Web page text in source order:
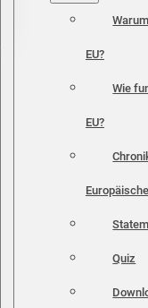
EU?
Wie
EU?
Quiz